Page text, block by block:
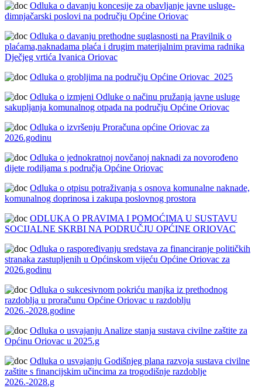
Odluka o davanju koncesije za obavljanje javne usluge-
dimnjačarski poslovi na području Općine Oriovac
Odluka o davanju prethodne suglasnosti na Pravilnik o
plaćama,naknadama plaća i drugim materijalnim pravima radnika
Dječjeg vrtića Ivanica Oriovac
Odluka o grobljima na području Općine Oriovac_2025
Odluka o izmjeni Odluke o načinu pružanja javne usluge
sakupljanja komunalnog otpada na području Općine Oriovac
Odluka o izvršenju Proračuna općine Oriovac za
2026.godinu
Odluka o jednokratnoj novčanoj naknadi za novorođeno
dijete rodiljama s područja Općine Oriovac
Odluka o otpisu potraživanja s osnova komunalne naknade,
komunalnog doprinosa i zakupa poslovnog prostora
ODLUKA O PRAVIMA I POMOĆIMA U SUSTAVU
SOCIJALNE SKRBI NA PODRUČJU OPĆINE ORIOVAC
Odluka o raspoređivanju sredstava za financiranje političkih
stranaka zastupljenih u Općinskom vijeću Općine Oriovac za
2026.godinu
Odluka o sukcesivnom pokriću manjka iz prethodnog
razdoblja u proračunu Općine Oriovac u razdoblju
2026.-2028.godine
Odluka o usvajanju Analize stanja sustava civilne zaštite za
Općinu Oriovac u 2025.g
Odluka o usvajanju Godišnjeg plana razvoja sustava civilne
zaštite s financijskim učincima za trogodišnje razdoblje
2026.-2028.g